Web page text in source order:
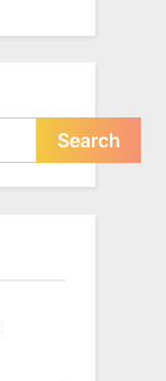
Search